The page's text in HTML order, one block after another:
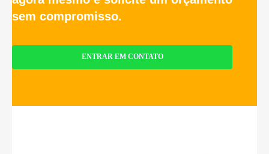
sem compromisso.
ENTRAR EM CONTATO